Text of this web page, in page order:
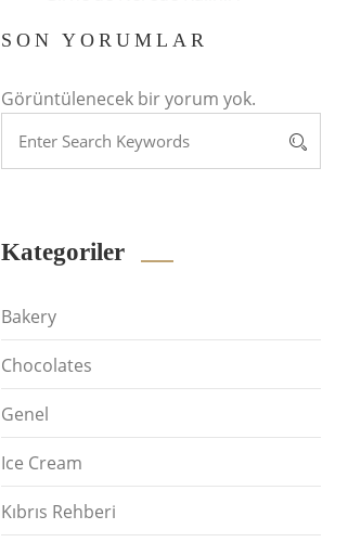
SON YORUMLAR
Görüntülenecek bir yorum yok.
Kategoriler
Bakery
Chocolates
Genel
Ice Cream
Kıbrıs Rehberi